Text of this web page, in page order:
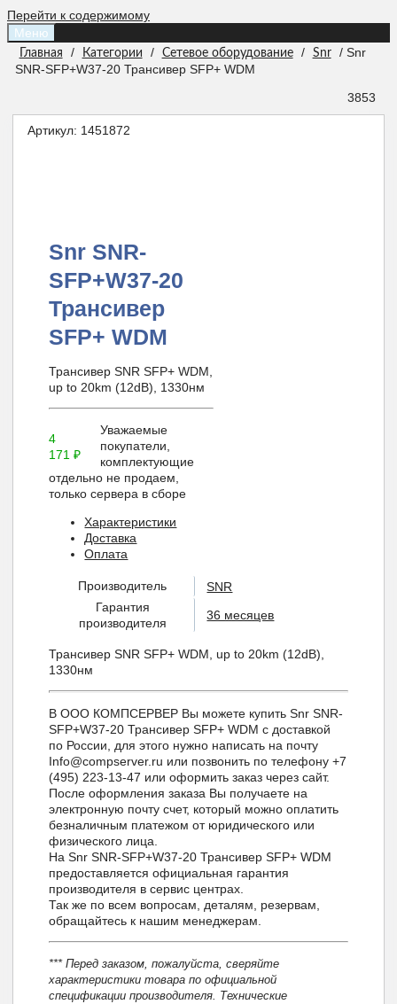
Перейти к содержимому
Меню
Главная / Категории / Сетевое оборудование / Snr
/ Snr
SNR-SFP+W37-20 Трансивер SFP+ WDM
3853
Артикул: 1451872
Snr SNR-
SFP+W37-20
Трансивер
SFP+ WDM
Трансивер SNR SFP+ WDM,
up to 20km (12dB), 1330нм
4
171₽
Уважаемые
покупатели,
комплектующие
отдельно не продаем,
только сервера в сборе
Характеристики
Доставка
Оплата
Производитель
SNR
Гарантия
производителя
36 месяцев
Трансивер SNR SFP+ WDM, up to 20km (12dB),
1330нм
В ООО КОМПСЕРВЕР Вы можете купить Snr SNR-
SFP+W37-20 Трансивер SFP+ WDM с доставкой
по России, для этого нужно написать на почту
Info@compserver.ru или позвонить по телефону +7
(495) 223-13-47 или оформить заказ через сайт.
После оформления заказа Вы получаете на
электронную почту счет, который можно оплатить
безналичным платежом от юридического или
физического лица.
На Snr SNR-SFP+W37-20 Трансивер SFP+ WDM
предоставляется официальная гарантия
производителя в сервис центрах.
Так же по всем вопросам, деталям, резервам,
обращайтесь к нашим менеджерам.
*** Перед заказом, пожалуйста, сверяйте
характеристики товара по официальной
спецификации производителя. Технические